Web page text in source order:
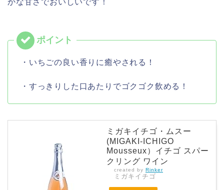
かな甘さでおいしいです！
・いちごの良い香りに癒やされる！
・すっきりした口あたりでゴクゴク飲める！
ミガキイチゴ・ムスー
(MIGAKI-ICHIGO
Mousseux）イチゴ スパー
クリング ワイン
created by Rinker
ミガキイチゴ